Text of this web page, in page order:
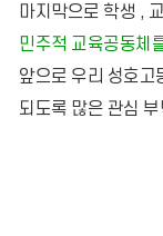
마지막으로 학생 ,
민주적 교육공동체
앞으로 우리 성호고
되도록 많은 관심